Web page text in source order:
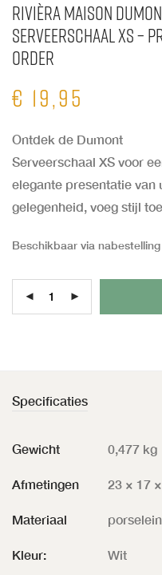
Rivièra Maison
Serveerschaal XS –
Order
€ 19,95
Ontdek de Dumont
Serveerschaal XS voor
elegante presentatie van
gelegenheid, voeg stijl
Beschikbaar via nabestelling
Specificaties
Gewicht 0,477 kg
Afmetingen 23 × 17
Materiaal porselein
Kleur: Wit